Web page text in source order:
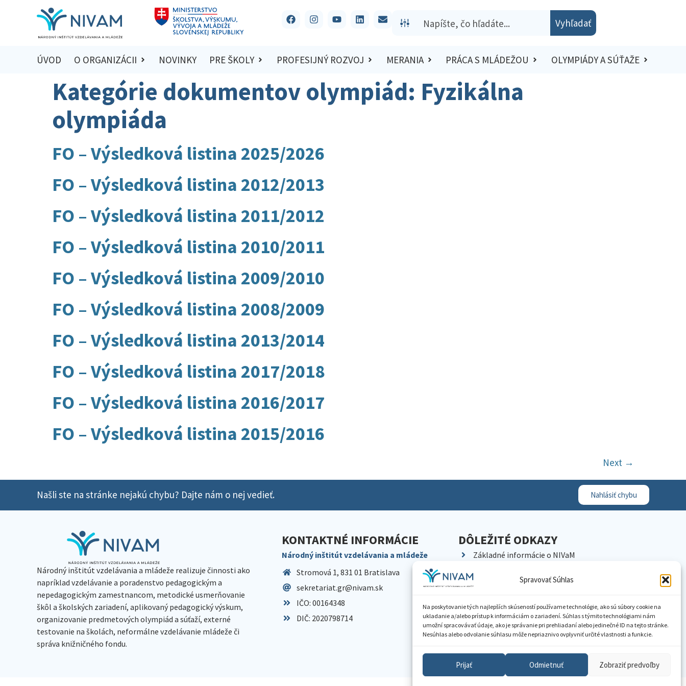
Spravovať Súhlas
Na poskytovanie tých najlepších skúseností používame technológie, ako sú súbory cookie na
ukladanie a/alebo prístup k informáciám o zariadení. Súhlas s týmito technológiami nám
umožní spracovávať údaje, ako je správanie pri prehliadaní alebo jedinečné ID na tejto stránke.
Nesúhlas alebo odvolanie súhlasu môže nepriaznivo ovplyvniť určité vlastnosti a funkcie.
Prijať Odmietnuť Zobraziť predvoľby
Vyhľadať
ÚVOD O ORGANIZÁCII NOVINKY PRE ŠKOLY PROFESIJNÝ ROZVOJ MERANIA PRÁCA S MLÁDEŽOU OLYMPIÁDY A SÚŤAŽE
Kategórie dokumentov olympiád: Fyzikálna
olympiáda
FO – Výsledková listina 2025/2026
FO – Výsledková listina 2012/2013
FO – Výsledková listina 2011/2012
FO – Výsledková listina 2010/2011
FO – Výsledková listina 2009/2010
FO – Výsledková listina 2008/2009
FO – Výsledková listina 2013/2014
FO – Výsledková listina 2017/2018
FO – Výsledková listina 2016/2017
FO – Výsledková listina 2015/2016
Next →
Našli ste na stránke nejakú chybu? Dajte nám o nej vedieť. Nahlásiť chybu
Národný inštitút vzdelávania a mládeže realizuje činnosti ako
napríklad vzdelávanie a poradenstvo pedagogickým a
nepedagogickým zamestnancom, metodické usmerňovanie
škôl a školských zariadení, aplikovaný pedagogický výskum,
organizovanie predmetových olympiád a súťaží, externé
testovanie na školách, neformálne vzdelávanie mládeže či
správa knižničného fondu.
KONTAKTNÉ INFORMÁCIE
Národný inštitút vzdelávania a mládeže
Stromová 1, 831 01 Bratislava
sekretariat.gr@nivam.sk
IČO: 00164348
DIČ: 2020798714
DÔLEŽITÉ ODKAZY
Základné informácie o NIVaM
Kariéra
Pracoviská NIVaM
Dokumenty inštitúcie